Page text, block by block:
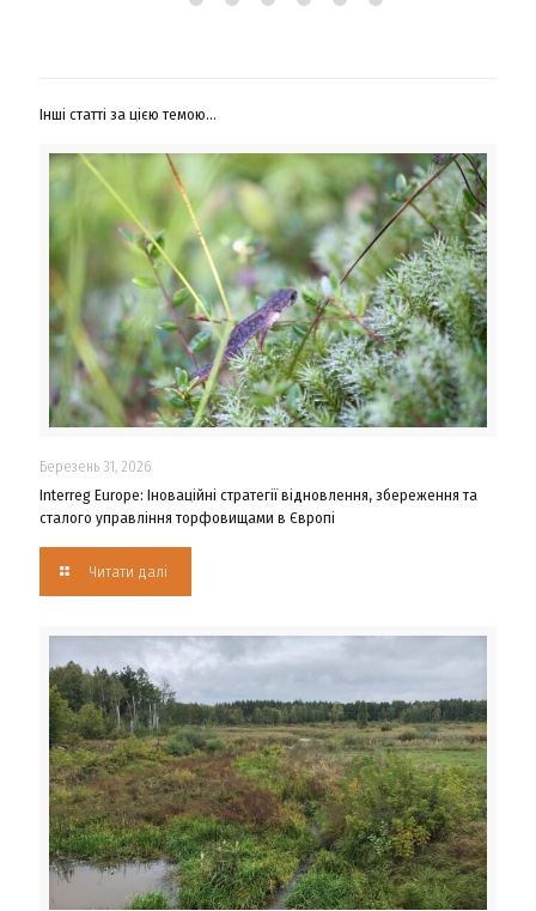
Інші статті за цією темою...
Березень 31, 2026
Interreg Europe: Іноваційні стратегії відновлення, збереження та
сталого управління торфовищами в Європі
Читати далі